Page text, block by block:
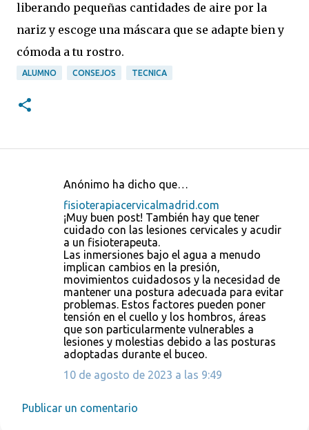
liberando pequeñas cantidades de aire por la
nariz y escoge una máscara que se adapte bien y
cómoda a tu rostro.
ALUMNO CONSEJOS TECNICA
Anónimo ha dicho que…
fisioterapiacervicalmadrid.com
¡Muy buen post! También hay que tener
cuidado con las lesiones cervicales y acudir
a un fisioterapeuta.
Las inmersiones bajo el agua a menudo
implican cambios en la presión,
movimientos cuidadosos y la necesidad de
mantener una postura adecuada para evitar
problemas. Estos factores pueden poner
tensión en el cuello y los hombros, áreas
que son particularmente vulnerables a
lesiones y molestias debido a las posturas
adoptadas durante el buceo.
10 de agosto de 2023 a las 9:49
Publicar un comentario